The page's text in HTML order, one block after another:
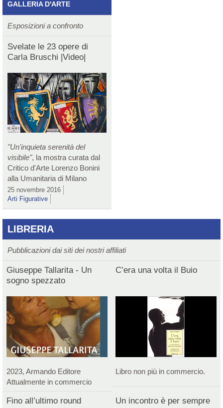
GALLERIA D'ARTE
Esposizioni a confronto
Svelate le 23 opere di
Carla Bruschi |Video|
"Un'inquieta serenità del
visibile", la mostra curata dal
Critico d'Arte Lorenzo Bonini
alla Umanitaria di Milano
25 novembre 2016
Arti Figurative
LIBRERIA
Pubblicazioni dai siti dei nostri affiliati
Giuseppe Tallarita - Un
sogno spezzato
2023, Armando Editore
Attualmente in commercio
C’era una volta il Buio
Libro non più in commercio.
Fino all’ultimo round Un incontro è per sempre